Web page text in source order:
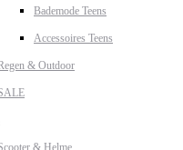
Bademode Teens
Accessoires Teens
& Outdoor
& Helme